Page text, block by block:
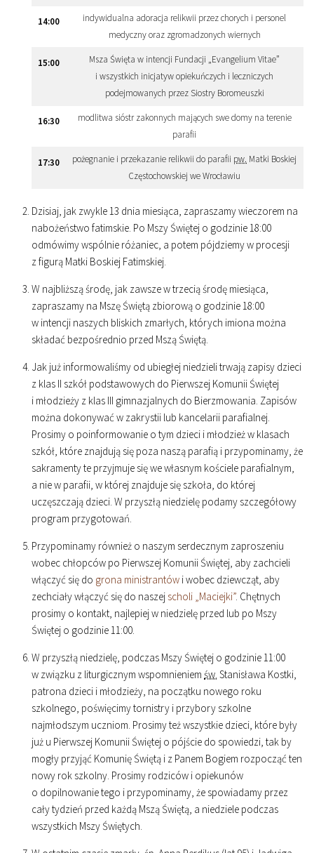
14:00
indywidualna adoracja relikwii przez chorych i personel
medyczny oraz zgromadzonych wiernych
15:00
Msza Święta w intencji Fundacji „Evangelium Vitae”
i wszystkich inicjatyw opiekuńczych i leczniczych
podejmowanych przez Siostry Boromeuszki
16:30
modlitwa sióstr zakonnych mających swe domy na terenie
parafii
17:30 pożegnanie i przekazanie relikwii do parafii pw. Matki Boskiej
Częstochowskiej we Wrocławiu
Dzisiaj, jak zwykle 13 dnia miesiąca, zapraszamy wieczorem na
nabożeństwo fatimskie. Po Mszy Świętej o godzinie 18:00
odmówimy wspólnie różaniec, a potem pójdziemy w procesji
z figurą Matki Boskiej Fatimskiej.
W najbliższą środę, jak zawsze w trzecią środę miesiąca,
zapraszamy na Mszę Świętą zbiorową o godzinie 18:00
w intencji naszych bliskich zmarłych, których imiona można
składać bezpośrednio przed Mszą Świętą.
Jak już informowaliśmy od ubiegłej niedzieli trwają zapisy dzieci
z klas II szkół podstawowych do Pierwszej Komunii Świętej
i młodzieży z klas III gimnazjalnych do Bierzmowania. Zapisów
można dokonywać w zakrystii lub kancelarii parafialnej.
Prosimy o poinformowanie o tym dzieci i młodzież w klasach
szkół, które znajdują się poza naszą parafią i przypominamy, że
sakramenty te przyjmuje się we własnym kościele parafialnym,
a nie w parafii, w której znajduje się szkoła, do której
uczęszczają dzieci. W przyszłą niedzielę podamy szczegółowy
program przygotowań.
Przypominamy również o naszym serdecznym zaproszeniu
wobec chłopców po Pierwszej Komunii Świętej, aby zachcieli
włączyć się do grona ministrantów i wobec dziewcząt, aby
zechciały włączyć się do naszej scholi „Maciejki”. Chętnych
prosimy o kontakt, najlepiej w niedzielę przed lub po Mszy
Świętej o godzinie 11 :00
W przyszłą niedzielę, podczas Mszy Świętej o godzinie 11 :00
w związku z liturgicznym wspomnieniem św. Stanisława Kostki,
patrona dzieci i młodzieży, na początku nowego roku
szkolnego, poświęcimy tornistry i przybory szkolne
najmłodszym uczniom. Prosimy też wszystkie dzieci, które były
już u Pierwszej Komunii Świętej o pójście do spowiedzi, tak by
mogły przyjąć Komunię Świętą i z Panem Bogiem rozpocząć ten
nowy rok szkolny. Prosimy rodziców i opiekunów
o dopilnowanie tego i przypominamy, że spowiadamy przez
cały tydzień przed każdą Mszą Świętą, a niedziele podczas
wszystkich Mszy Świętych.